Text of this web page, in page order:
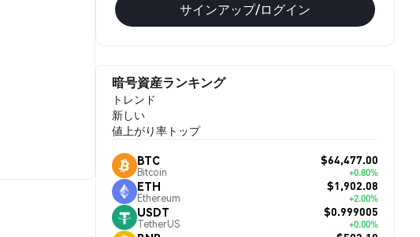
サインアップ/ログイン
暗号資産ランキング
トレンド
新しい
値上がり率トップ
BTC
Bitcoin
$64,477.00
+0.80%
ETH
Ethereum
$1,902.08
+2.00%
USDT
TetherUS
$0.999005
+0.00%